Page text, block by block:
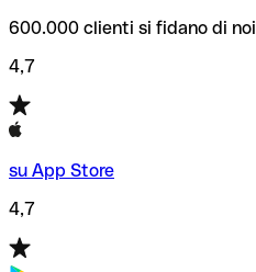
600.000 clienti si fidano di noi
4,7
su App Store
4,7